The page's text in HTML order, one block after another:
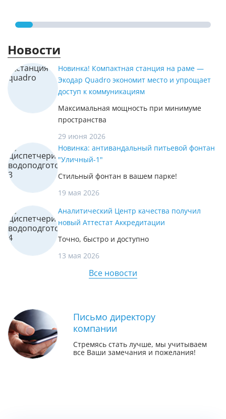
Новости
Новинка! Компактная станция на раме —
Экодар Quadro экономит место и упрощает
доступ к коммуникациям
Максимальная мощность при минимуме
пространства
29 июня 2026
Новинка: антивандальный питьевой фонтан
"Уличный-1"
Стильный фонтан в вашем парке!
19 мая 2026
Аналитический Центр качества получил
новый Аттестат Аккредитации
Точно, быстро и доступно
13 мая 2026
Все новости
Письмо директору
компании
Стремясь стать лучше, мы учитываем
все Ваши замечания и пожелания!